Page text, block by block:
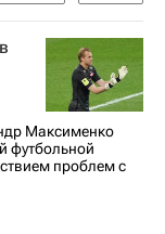
Максименко
футбольной
проблем с